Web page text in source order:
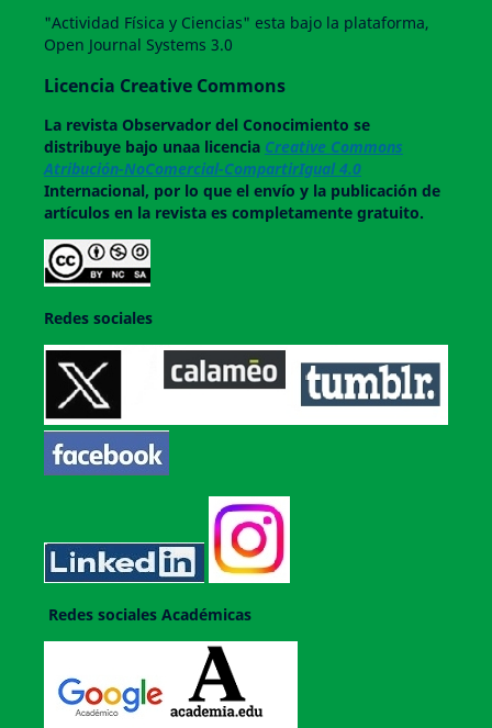
"Actividad Física y Ciencias" esta bajo la plataforma,
Open Journal Systems 3.0
Licencia Creative Commons
La revistaObservador del Conocimiento se
distribuye bajo unaa licencia Creative Commons
Atribución-NoComercial-CompartirIgual 4.0
Internacional, por lo que el envío y la publicación de
artículos en la revista es completamente gratuito.
Redes sociales
Redes sociales Académicas